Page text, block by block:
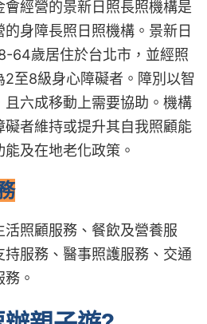
會經營的景新日照長照機構是
身障長照日照機構。景新日
64歲居住於台北市，並經照
2至8級身心障礙者。障別以智
六成移動上需要協助。機構
者維持或提升其自我照顧能
及在地老化政策。
照顧服務、餐飲及營養服
服務、醫事照護服務、交通
。